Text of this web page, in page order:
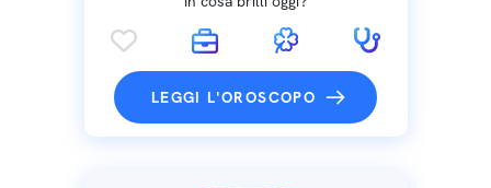
LEGGI L'OROSCOPO